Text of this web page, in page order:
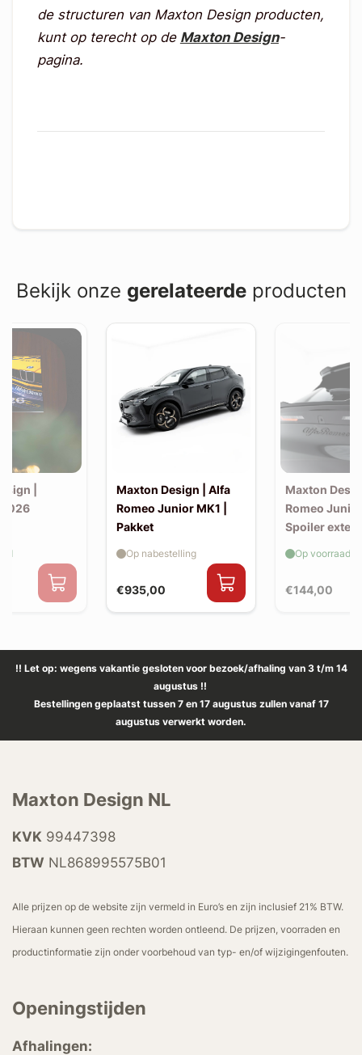
de structuren van Maxton Design producten,
kunt op terecht op de Maxton Design-
pagina.
Bekijk onze gerelateerdeproducten
|
Maxton Design | Alfa
Romeo Junior MK1 |
Pakket
€935,00
Op nabestelling
Maxton
Romeo
Spoiler
€144,00
Op voorraad
!! Let op: wegens vakantie gesloten voor bezoek/afhaling van 3 t/m 14
augustus !!
Bestellingen geplaatst tussen 7 en 17 augustus zullen vanaf 17
augustus verwerkt worden.
Maxton Design NL
KVK 99447398
BTW NL868995575B01
Alle prijzen op de website zijn vermeld in Euro’s en zijn inclusief 21% BTW.
Hieraan kunnen geen rechten worden ontleend. De prijzen, voorraden en
productinformatie zijn onder voorbehoud van typ- en/of wijzigingenfouten.
Openingstijden
Afhalingen: